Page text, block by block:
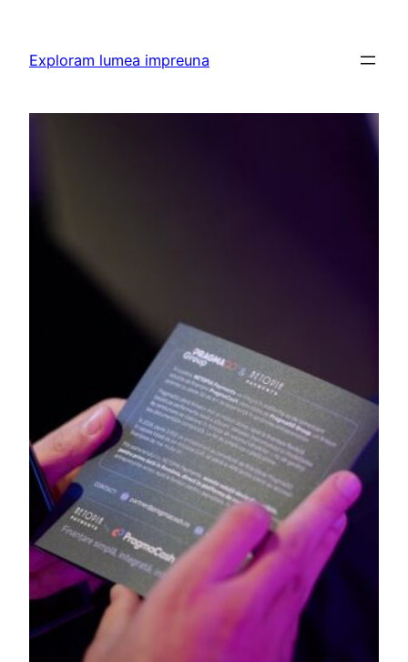
content
Exploram lumea impreuna